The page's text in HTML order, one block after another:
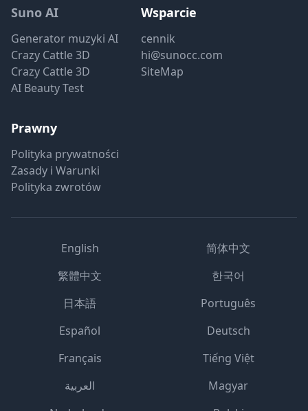
Suno AI
Generator muzyki AI
Crazy Cattle 3D
Crazy Cattle 3D
AI Beauty Test
Wsparcie
cennik
hi@sunocc.com
SiteMap
Prawny
Polityka prywatności
Zasady i Warunki
Polityka zwrotów
English
简体中文
繁體中文
한국어
日本語
Português
Español
Deutsch
Français
Tiếng Việt
العربية
Magyar